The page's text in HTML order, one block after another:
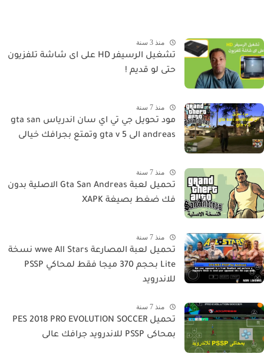
منذ 3 سنة
تشغيل الرسيفر HD على اى شاشة تلفزيون
حتى لو قديم !
منذ 7 سنة
مود تحويل جي تي اي سان اندرياس gta san
andreas الى gta v 5 وتمتع بجرافك خيالى
منذ 7 سنة
تحميل لعبة Gta San Andreas الاصلية بدون
فك ضغط بصيغة XAPK
منذ 7 سنة
تحميل لعبة المصارعة wwe All Stars نسخة
Lite بحجم 370 ميجا فقط لمحاكي PSSP
للاندرويد
منذ 7 سنة
تحميل PES 2018 PRO EVOLUTION SOCCER
بمحاكى PSSP للاندرويد جرافك عالى